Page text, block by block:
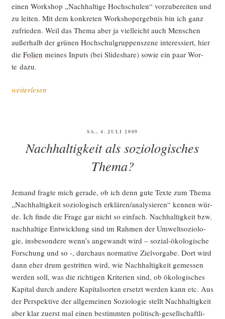
einen Work­shop „Nach­hal­ti­ge Hoch­schu­len“ vor­zu­be­rei­ten und
zu lei­ten. Mit dem kon­kre­ten Work­sh­op­er­geb­nis bin ich ganz
zufrie­den. Weil das The­ma aber ja viel­leicht auch Men­schen
außer­halb der grü­nen Hoch­schul­grup­pen­sze­ne inter­es­siert, hier
die Foli­en mei­nes Inputs (bei Slidesha­re) sowie ein paar Wor­
te dazu.
„Eini­
Work­
shops
„Nach­
hal­
ti­
ge
Hoch­
schu­
len““
weiterlesen
VERÖFFENTLICHT
SA., 4. JULI 2009
Nachhaltigkeit als soziologisches
Thema?
Jemand frag­te mich gera­de, ob ich denn gute Tex­te zum The­ma
„Nach­hal­tig­keit sozio­lo­gisch erklären/analysieren“ ken­nen wür­
de. Ich fin­de die Fra­ge gar nicht so ein­fach. Nach­hal­tig­keit bzw.
nach­hal­ti­ge Ent­wick­lung sind im Rah­men der Umwelt­so­zio­lo­
gie, ins­be­son­de­re wenn’s ange­wandt wird – sozi­al-öko­lo­gi­sche
For­schung und so -, durch­aus nor­ma­ti­ve Ziel­vor­ga­be. Dort wird
dann eher drum gestrit­ten wird, wie Nach­hal­tig­keit gemes­sen
wer­den soll, was die rich­ti­gen Kri­te­ri­en sind, ob öko­lo­gi­sches
Kapi­tal durch ande­re Kapi­tal­sor­ten ersetzt wer­den kann etc. Aus
der Per­spek­ti­ve der all­ge­mei­nen Sozio­lo­gie stellt Nach­hal­tig­keit
aber klar zuerst mal einen bestimm­ten poli­tisch-gesell­schaft­li­